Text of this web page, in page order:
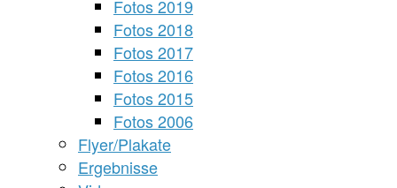
Fotos 2019
Fotos 2018
Fotos 2017
Fotos 2016
Fotos 2015
Fotos 2006
Flyer/Plakate
Ergebnisse